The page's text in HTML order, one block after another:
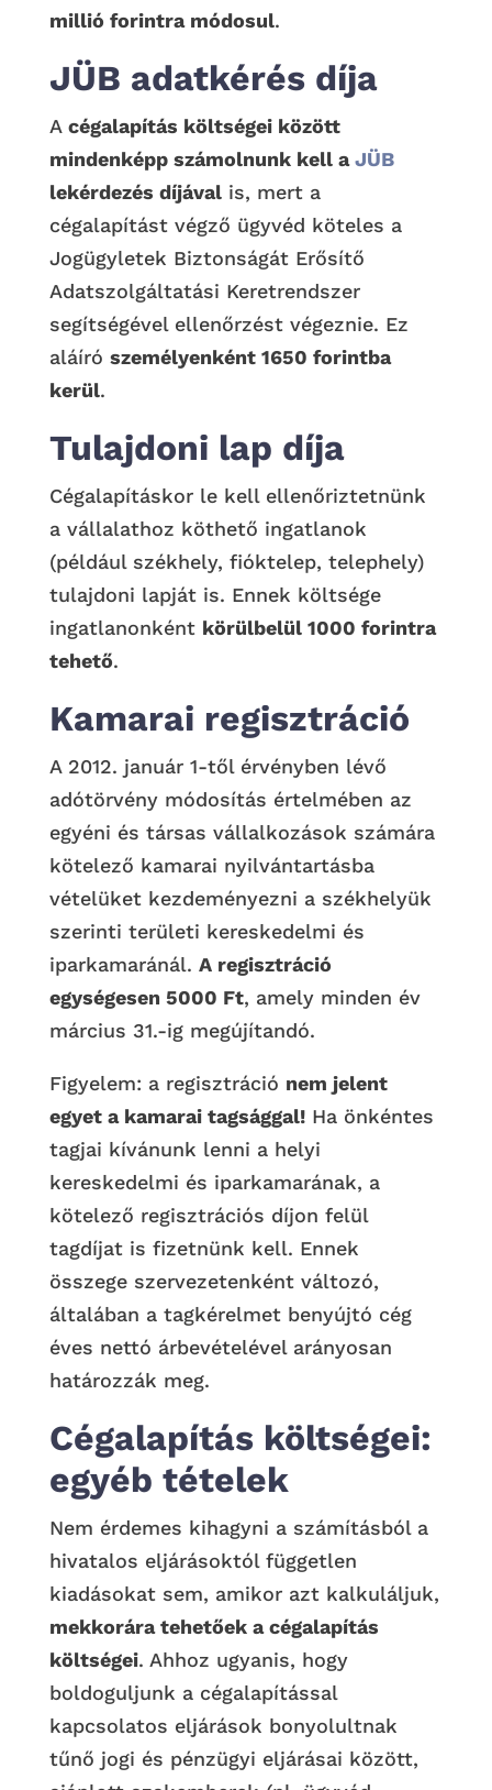
millió forintra módosul.
JÜB adatkérés díja
A cégalapítás költségei között
mindenképp számolnunk kell aJÜB
lekérdezés díjávalis, mert a
cégalapítást végző ügyvéd köteles a
Jogügyletek Biztonságát Erősítő
Adatszolgáltatási Keretrendszer
segítségével ellenőrzést végeznie. Ez
aláíró személyenként 1650 forintba
kerül.
Tulajdoni lap díja
Cégalapításkor le kell ellenőriztetnünk
a vállalathoz köthető ingatlanok
(például székhely, fióktelep, telephely)
tulajdoni lapját is. Ennek költsége
ingatlanonként körülbelül 1000 forintra
tehető.
Kamarai regisztráció
A 2012. január 1-től érvényben lévő
adótörvény módosítás értelmében az
egyéni és társas vállalkozások számára
kötelező kamarai nyilvántartásba
vételüket kezdeményezni a székhelyük
szerinti területi kereskedelmi és
iparkamaránál. A regisztráció
egységesen 5000 Ft, amely minden év
március 31.-ig megújítandó.
Figyelem: a regisztráció nem jelent
egyet a kamarai tagsággal!Ha önkéntes
tagjai kívánunk lenni a helyi
kereskedelmi és iparkamarának, a
kötelező regisztrációs díjon felül
tagdíjat is fizetnünk kell. Ennek
összege szervezetenként változó,
általában a tagkérelmet benyújtó cég
éves nettó árbevételével arányosan
határozzák meg.
Cégalapítás költségei:
egyéb tételek
Nem érdemes kihagyni a számításból a
hivatalos eljárásoktól független
kiadásokat sem, amikor azt kalkuláljuk,
mekkorára tehetőek a cégalapítás
költségei. Ahhoz ugyanis, hogy
boldoguljunk a cégalapítással
kapcsolatos eljárások bonyolultnak
tűnő jogi és pénzügyi eljárásai között,